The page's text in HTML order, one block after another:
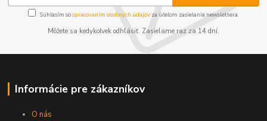
Súhlasím sospracovaním osobných údajov za účelom zasielania newslettera.
Môžete sa kedykoľvek odhlásiť. Zasielame raz za 14 dní.
Informácie pre zákazníkov
O nás